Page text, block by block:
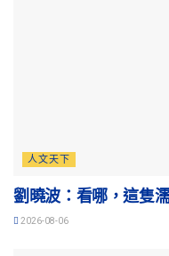
人文天下
劉曉波：看哪，這隻
2026-08-06